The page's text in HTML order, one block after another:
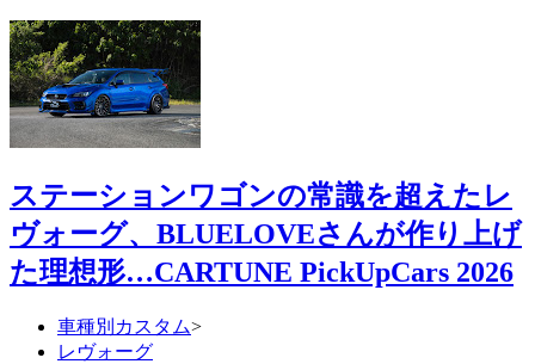
ステーションワゴンの常識を超えたレ
ヴォーグ、BLUELOVEさんが作り上げ
た理想形…CARTUNE PickUpCars 2026
車種別カスタム>
レヴォーグ